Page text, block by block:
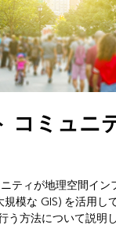
コミュニ
ティが地理空間イン
模な GIS) を活用し
う方法について説明